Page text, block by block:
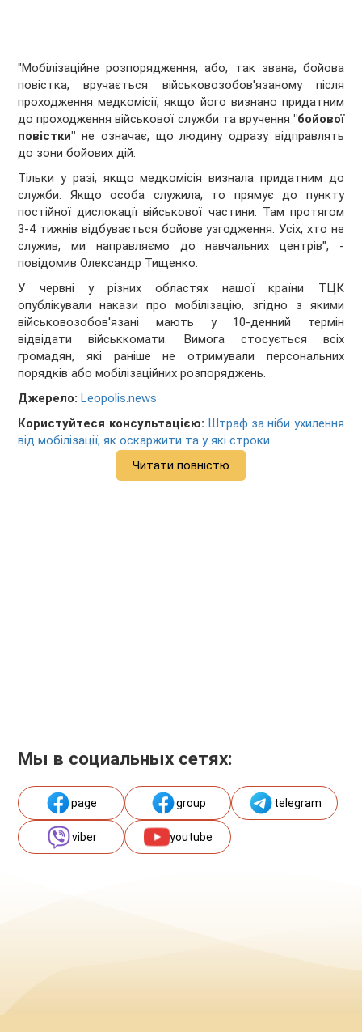
"Мобілізаційне розпорядження, або, так звана, бойова
повістка, вручається військовозобов'язаному після
проходження медкомісії, якщо його визнано придатним
до проходження військової служби та вручення "бойової
повістки" не означає, що людину одразу відправлять
до зони бойових дій.
Тільки у разі, якщо медкомісія визнала придатним до
служби. Якщо особа служила, то прямує до пункту
постійної дислокації військової частини. Там протягом
3-4 тижнів відбувається бойове узгодження. Усіх, хто не
служив, ми направляємо до навчальних центрів", -
повідомив Олександр Тищенко.
У червні у різних областях нашої країни ТЦК
опублікували накази про мобілізацію, згідно з якими
військовозобов'язані мають у 10-денний термін
відвідати військкомати. Вимога стосується всіх
громадян, які раніше не отримували персональних
порядків або мобілізаційних розпоряджень.
Джерело: Leopolis.news
Користуйтеся консультацією: Штраф за ніби ухилення
від мобілізації, як оскаржити та у які строки
Читати повністю
Мы в социальных сетях:
page group telegram
viber youtube